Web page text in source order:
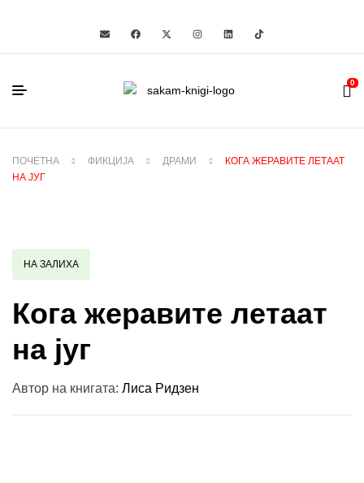
0
ПОЧЕТНА ФИКЦИЈА ДРАМИ
КОГА ЖЕРАВИТЕ ЛЕТААТ
НА ЈУГ
НА ЗАЛИХА
Кога жеравите летаат
на југ
Автор на книгата: Лиса Ридзен